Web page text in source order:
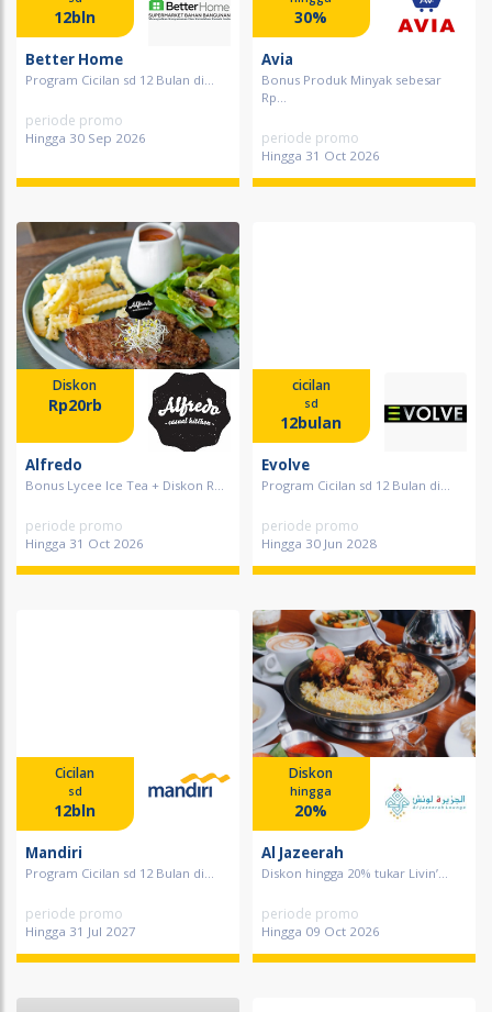
12bln
Better Home
Program Cicilan sd 12 Bulan di...
periode promo
Hingga 30 Sep 2026
30%
Avia
Bonus Produk Minyak sebesar
Rp...
periode promo
Hingga 31 Oct 2026
Diskon
Rp20rb
Alfredo
Bonus Lycee Ice Tea + Diskon R...
periode promo
Hingga 31 Oct 2026
cicilan
sd
12bulan
Evolve
Program Cicilan sd 12 Bulan di...
periode promo
Hingga 30 Jun 2028
Cicilan
sd
12bln
Mandiri
Program Cicilan sd 12 Bulan di...
periode promo
Hingga 31 Jul 2027
Diskon
hingga
20%
Al Jazeerah
Diskon hingga 20% tukar Livin’...
periode promo
Hingga 09 Oct 2026